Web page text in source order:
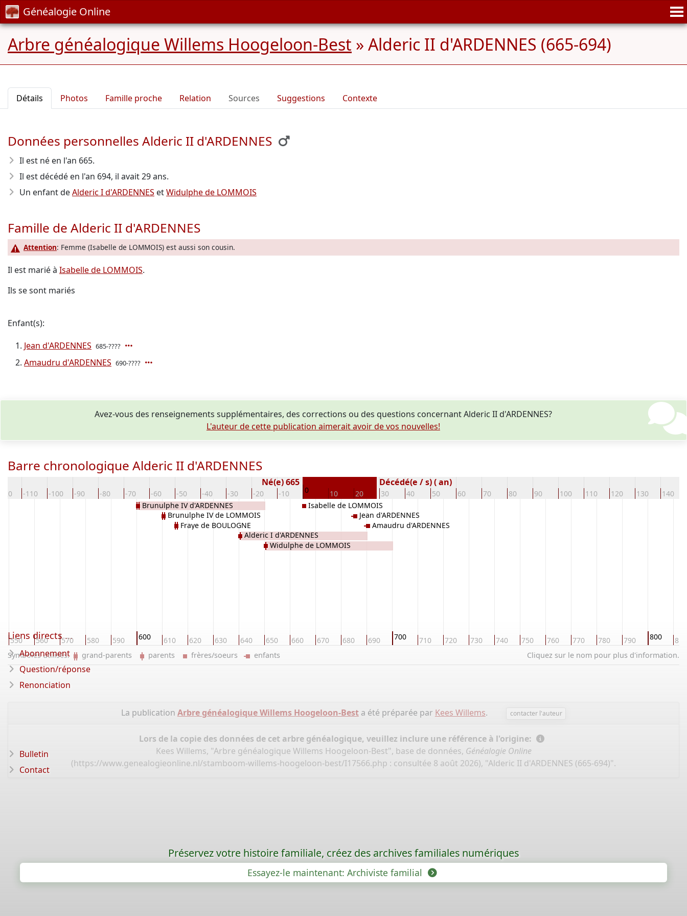
Généalogie Online
Arbre généalogique Willems Hoogeloon-Best » Alderic II d'ARDENNES (665-694)
Détails Photos Famille proche Relation Sources Suggestions Contexte
Données personnelles Alderic II d'ARDENNES
Il est né en l'an 665.
Il est décédé en l'an 694, il avait 29 ans.
Un enfant deAlderic I d'ARDENNES etWidulphe de LOMMOIS
Famille de Alderic II d'ARDENNES
Attention: Femme (Isabelle de LOMMOIS) est aussi son cousin.
Il est marié à Isabelle de LOMMOIS.
Ils se sont mariés
Enfant(s):
Jean d'ARDENNES 685-????
Amaudru d'ARDENNES 690-????
Avez-vous des renseignements supplémentaires, des corrections ou des questions concernant Alderic II d'ARDENNES?
L'auteur de cette publication aimerait avoir de vos nouvelles!
Barre chronologique Alderic II d'ARDENNES
-110 -100 -90 -80 -70 -60 -50 -40 -30 -20 -10 0 10 20 30 40 50 60 70 80 90 100 110 120 130 140
Né(e) 665 Décédé(e / s) ( an)
550 560 570 580 590 600 610 620 630 640 650 660 670 680 690 700 710 720 730 740 750 760 770 780 790 800 810
Brunulphe IV d'ARDENNES
Brunulphe IV de LOMMOIS
Fraye de BOULOGNE
Alderic I d'ARDENNES
Widulphe de LOMMOIS
Isabelle de LOMMOIS
Jean d'ARDENNES
Amaudru d'ARDENNES
Cliquez sur le nom pour plus d'information.
Symboles utilisés: grand-parents parents frères/soeurs enfants
La publication Arbre généalogique Willems Hoogeloon-Besta été préparée par Kees Willems. contacter l'auteur
Lors de la copie des données de cet arbre généalogique, veuillez inclure une référence à l'origine:
Kees Willems, "Arbre généalogique Willems Hoogeloon-Best", base de données, Généalogie Online
(https://www.genealogieonline.nl/stamboom-willems-hoogeloon-best/I17566.php : consultée 8 août 2026), "Alderic II d'ARDENNES (665-694)".
Liens directs ...
Abonnement
Question/réponse
Renonciation
Bulletin
Contact
Préservez votre histoire familiale, créez des archives familiales numériques
Essayez-le maintenant: Archiviste familial